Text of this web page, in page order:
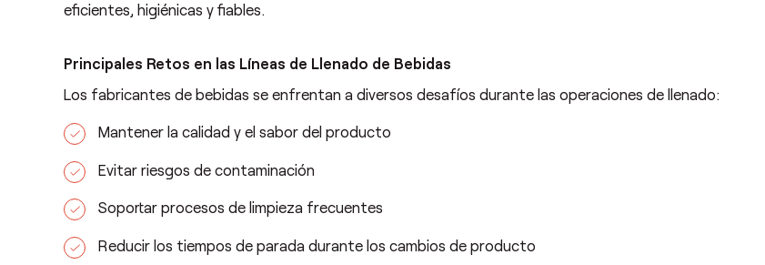
eficientes, higiénicas y fiables.
Principales Retos en las Líneas de Llenado de Bebidas
Los fabricantes de bebidas se enfrentan a diversos desafíos durante las operaciones de llenado:
Mantener la calidad y el sabor del producto
Evitar riesgos de contaminación
Soportar procesos de limpieza frecuentes
Reducir los tiempos de parada durante los cambios de producto